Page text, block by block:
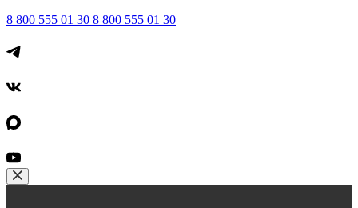
8 800 555 01 30 8 800 555 01 30